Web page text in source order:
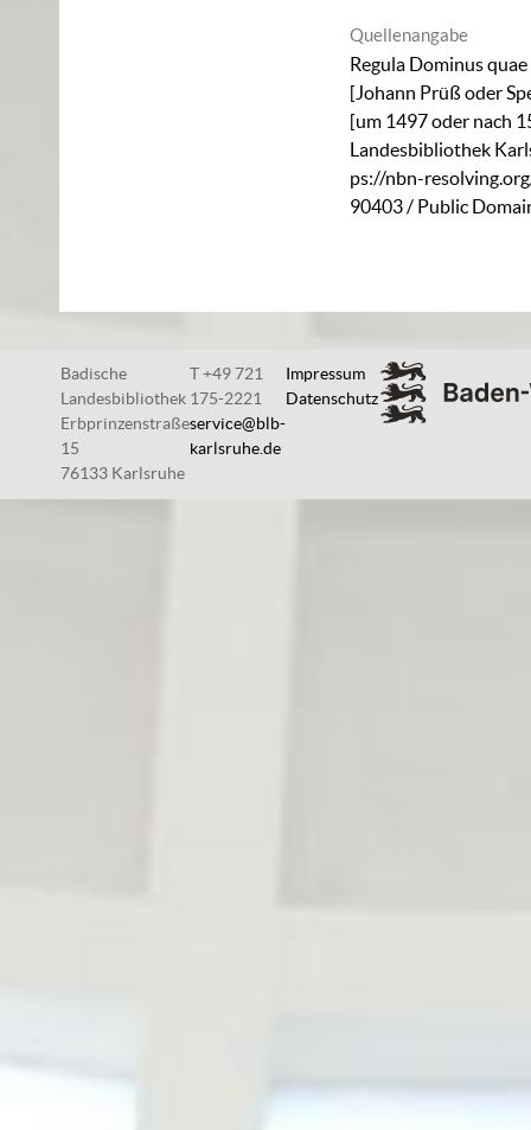
Quellenangabe
Regula Dominus
[Johann Prüß oder
[um 1497 oder nach
Landesbibliothek
ps://nbn-
90403/ Public
Badische
Landesbibliothek
Erbprinzenstraße
15
76133 Karlsruhe
T +49 721
175-2221
service@blb-
karlsruhe.de
Impressum
Datenschutz